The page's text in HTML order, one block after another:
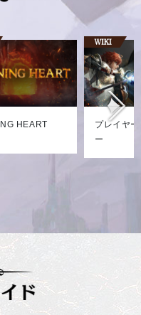
HEART
プレイヤ
ー